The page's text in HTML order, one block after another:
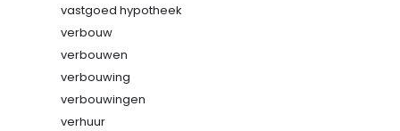
vastgoed hypotheek
verbouw
verbouwen
verbouwing
verbouwingen
verhuur